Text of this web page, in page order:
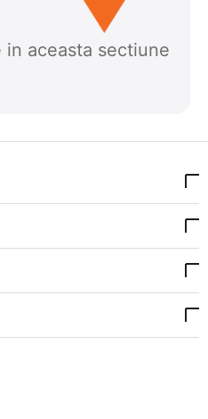
aceasta sectiune